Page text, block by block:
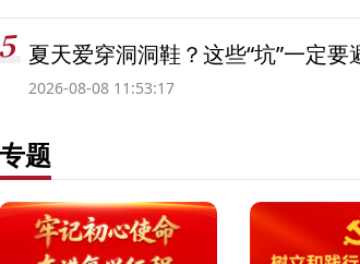
夏天爱穿洞洞鞋？这些“坑”一定要
2026-08-08 11:53:17
专题